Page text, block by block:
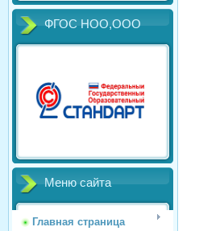
ФГОС НОО,ООО
Меню сайта
Главная страница